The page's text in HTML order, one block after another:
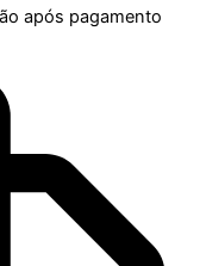
após pagamento